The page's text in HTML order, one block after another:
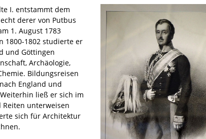
I. entstammt dem
derer von Putbus
1. August 1783
1800-1802 studierte er
und Göttingen
Archäologie,
Bildungsreisen
England und
ließ er sich im
Reiten unterweisen
sich für Architektur